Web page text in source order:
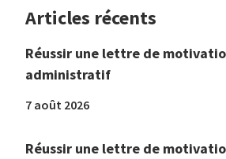
Articles récents
Réussir une lettre de
administratif
7 août 2026
Réussir une lettre de